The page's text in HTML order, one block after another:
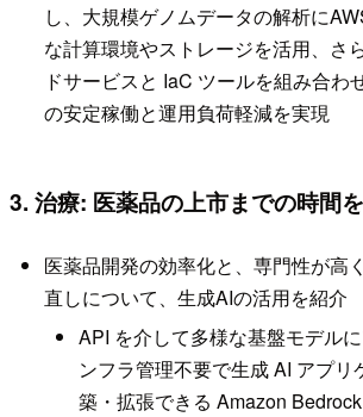
し、大規模ゲノムデータの解析に
な計算環境やストレージを活用、さ
ドサービスと IaC ツールを組み合わ
の安定稼働と運用負荷軽減を実現
3. 治療: 医薬品の上市までの時間
医薬品開発の効率化と、専門性が高
直しについて、生成AIの活用を紹介
API を介して多様な基盤モデル
ンフラ管理不要で生成 AI アプリ
築・拡張できる Amazon